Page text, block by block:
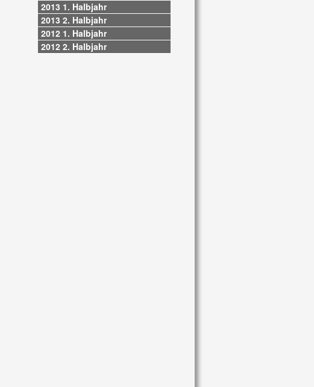
2013 1. Halbjahr
2013 2. Halbjahr
2012 1. Halbjahr
2012 2. Halbjahr